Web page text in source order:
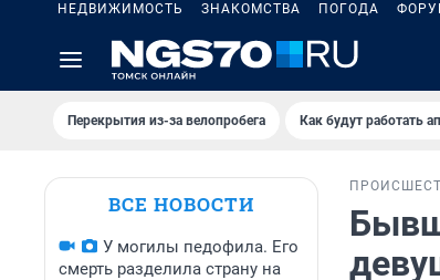
НЕДВИЖИМОСТЬ ЗНАКОМСТВА ПОГОДА
Перекрытия из-за велопробега Как будут работать
ВСЕ НОВОСТИ
У могилы педофила. Его
смерть разделила страну на